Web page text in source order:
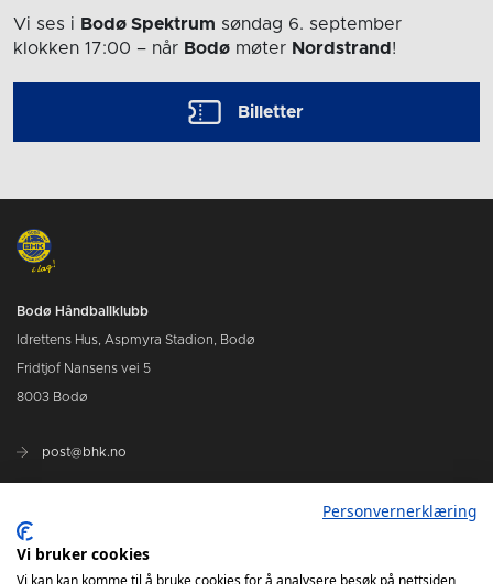
Vi ses i Bodø Spektrum søndag 6. september
klokken 17:00 – når Bodø møter Nordstrand !
Billetter
Bodø Håndballklubb
Idrettens Hus, Aspmyra Stadion, Bodø
Fridtjof Nansens vei 5
8003 Bodø
post@bhk.no
BHK`S Solidaritetsfond
Personvernerklæring
Vi bruker cookies
Vi kan kan komme til å bruke cookies for å analysere besøk på nettsiden,